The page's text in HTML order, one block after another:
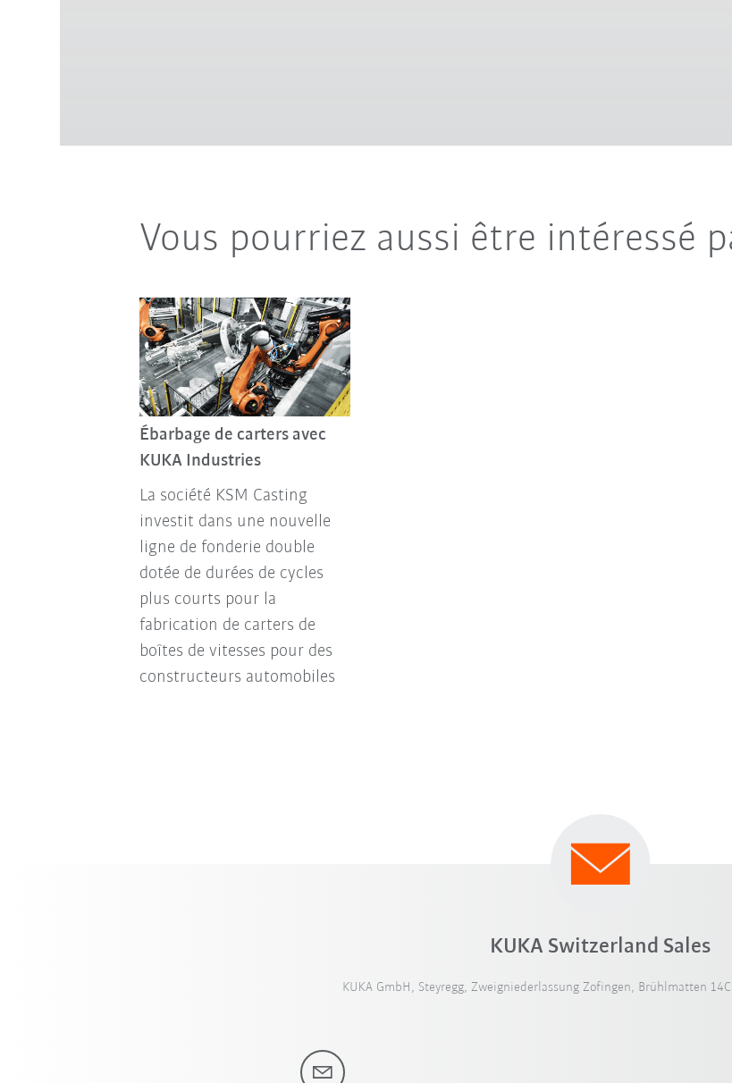
Vous pourriez aussi être intéressé
Ébarbage de carters avec
KUKA Industries
La société KSM Casting
investit dans une nouvelle
ligne de fonderie double
dotée de durées de cycles
plus courts pour la
fabrication de carters de
boîtes de vitesses pour des
constructeurs automobiles
KUKA Switzerland Sales
KUKA GmbH, Steyregg, Zweigniederlassung Zofingen, Brühlmatten